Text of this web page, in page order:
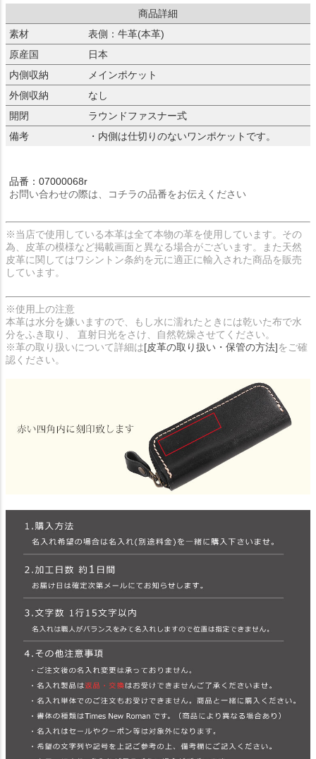
商品詳細
素材
表側：牛革(本革)
原産国
日本
内側収納
メインポケット
外側収納
なし
開閉
ラウンドファスナー式
備考
・内側は仕切りのないワンポケットです。
品番：07000068r
お問い合わせの際は、コチラの品番をお伝えください
※当店で使用している本革は全て本物の革を使用しています。その
為、皮革の模様など掲載画面と異なる場合がございます。また天然
皮革に関してはワシントン条約を元に適正に輸入された商品を販売
しています。
※使用上の注意
本革は水分を嫌いますので、もし水に濡れたときには乾いた布で水
分をふき取り、 直射日光をさけ、自然乾燥させてください。
※革の取り扱いについて詳細は[皮革の取り扱い・保管の方法]をご確
認ください。